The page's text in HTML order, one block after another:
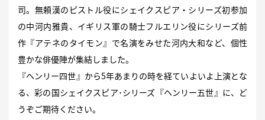
司。無頼漢のピストル役にシェイクスピア・シリーズ初参加
の中河内雅貴、イギリス軍の騎士フルエリン役にシリーズ前
作『アテネのタイモン』で名演をみせた河内大和など、個性
豊かな俳優陣が集結しました。
『ヘンリー四世』から5年あまりの時を経ていよいよ上演とな
る、彩の国シェイクスピア･シリーズ『ヘンリー五世』に、ど
うぞご期待ください。